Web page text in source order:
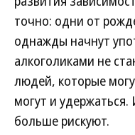
точно: одни от
однажды начнут
алкоголиками не
людей, которые
могут и
больше рискуют.